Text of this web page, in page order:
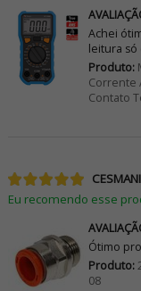
Achei
leitura só
Produto:
Corrente
Contato
Eu recomendo esse
Ótimo
Produto:
08